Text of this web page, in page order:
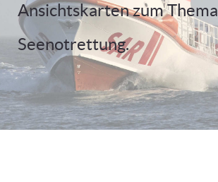
Ansichtskarten zum Thema
Seenotrettung.